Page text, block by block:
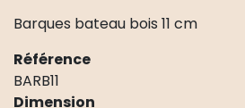
Barques bateau bois 11 cm
Référence
BARB11
Dimension